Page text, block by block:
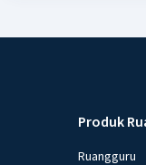
Produk
Ruangguru